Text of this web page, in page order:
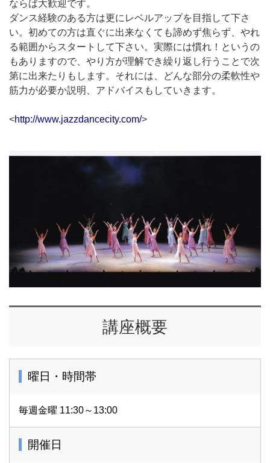
ならば大歓迎です。
ダンス経験のある方は更にレベルアップを目指して下さ
い。初めての方は直ぐに出来なくても諦めず焦らず、やれ
る範囲からスタートして下さい。実際には慣れ！というの
もありますので、やり方が理解でき繰り返し行うことで次
第に出来たりもします。それには、どんな部分の柔軟性や
筋力が必要か説明、アドバイスもしていきます。
<http://www.jazzdancecity.com/>
講座概要
曜日・時間帯
毎週金曜 11:30～13:00
開催日